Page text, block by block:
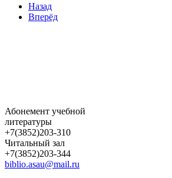
Назад
Вперёд
Абонемент учебной
литературы
+7(3852)203-310
Читальный зал
+7(3852)203-344
biblio.asau@mail.ru